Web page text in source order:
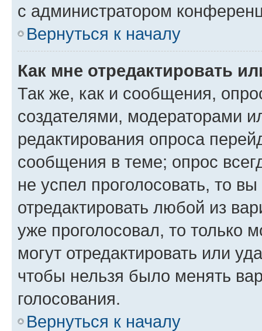
с администратором
Вернуться к началу
Как мне отредактировать
Так же, как и сообщения,
создателями, модераторами
редактирования опроса
сообщения в теме; опрос
не успел проголосовать, то
отредактировать любой из
уже проголосовал, то только
могут отредактировать или
чтобы нельзя было менять
голосования.
Вернуться к началу